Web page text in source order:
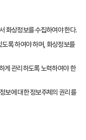
화상정보를 수집하여야 한다.
록 하여야 하며, 화상정보를
게 관리하도록 노력하여야 한
보에 대한 정보주체의 권리를